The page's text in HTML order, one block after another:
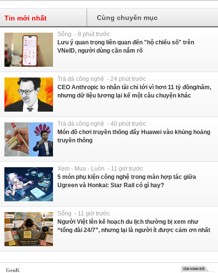
Tin mới nhất Cùng chuyên mục
Sống - 8 phút trước
Lưu ý quan trọng liên quan đến "hộ chiếu số" trên
VNeID, người dùng cần nắm rõ
Trà đá công nghệ - 24 phút trước
CEO Anthropic lo nhân tài chỉ tới vì hơn 11 tỷ đồng/năm,
nhưng dữ liệu lương lại kể một câu chuyện khác
Trà đá công nghệ - 40 phút trước
Món đồ chơi truyền thống đẩy Huawei vào khủng hoảng
truyền thông
Xem - Mua - Luôn - 11 giờ trước
5 món phụ kiện công nghệ trong màn hợp tác giữa
Ugreen và Honkai: Star Rail có gì hay?
Sống - 11 giờ trước
Người Việt lên kế hoạch du lịch thường bị xem như
“tổng đài 24/7”, nhưng lại là người ít được cảm ơn nhất
GenK